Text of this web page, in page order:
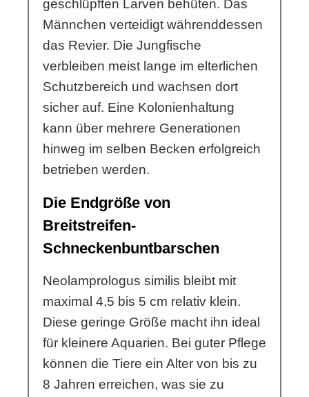
geschlüpften Larven behüten. Das
Männchen verteidigt währenddessen
das Revier. Die Jungfische
verbleiben meist lange im elterlichen
Schutzbereich und wachsen dort
sicher auf. Eine Kolonienhaltung
kann über mehrere Generationen
hinweg im selben Becken erfolgreich
betrieben werden.
Die Endgröße von
Breitstreifen-
Schneckenbuntbarschen
Neolamprologus similis bleibt mit
maximal 4,5 bis 5 cm relativ klein.
Diese geringe Größe macht ihn ideal
für kleinere Aquarien. Bei guter Pflege
können die Tiere ein Alter von bis zu
8 Jahren erreichen, was sie zu